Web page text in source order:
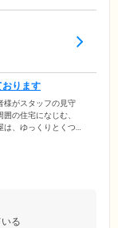
ります
様がスタッフの見守
の住宅になじむ、
は、ゆっくりとくつ
ください。お食事
士でのおしゃべり
る